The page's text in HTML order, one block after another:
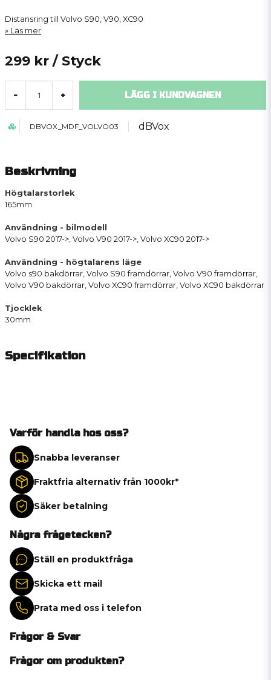
Distansring till Volvo S90, V90, XC90
Läs mer
299 kr / Styck
- + LÄGG I KUNDVAGNEN
DBVOX_MDF_VOLVO03 dBVox
Beskrivning
Högtalarstorlek
165mm
Användning - bilmodell
Volvo S90 2017->, Volvo V90 2017->, Volvo XC90 2017->
Användning - högtalarens läge
Volvo s90 bakdörrar, Volvo S90 framdörrar, Volvo V90 framdörrar,
Volvo V90 bakdörrar, Volvo XC90 framdörrar, Volvo XC90 bakdörrar
Tjocklek
30mm
Specifikation
Varför handla hos oss?
Snabba leveranser
Fraktfria alternativ från 1000kr*
Säker betalning
Några frågetecken?
Ställ en produktfråga
Skicka ett mail
Prata med oss i telefon
Frågor & Svar
Frågor om produkten?